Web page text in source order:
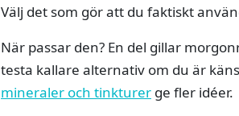
Välj det som gör att du faktiskt
När passar den? En del gillar
testa kallare alternativ om du är
mineraler och tinkturer ge fler idéer.